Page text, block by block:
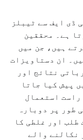
ڈی ایف سے ٹیبلز
ہے۔ محققین
ہیں، جن میں
ان دستاویزات
نتائج اور
پیش کیا جاتا
استعمال
طور پر دوبارہ
طلب اور غلطی کا
نکالنے والے